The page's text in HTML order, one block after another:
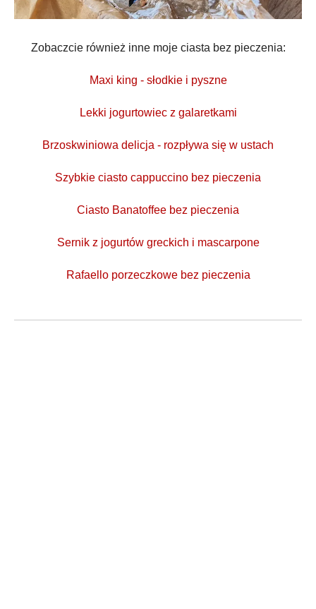
Zobaczcie również inne moje ciasta bez pieczenia:
Maxi king - słodkie i pyszne
Lekki jogurtowiec z galaretkami
Brzoskwiniowa delicja - rozpływa się w ustach
Szybkie ciasto cappuccino bez pieczenia
Ciasto Banatoffee bez pieczenia
Sernik z jogurtów greckich i mascarpone
Rafaello porzeczkowe bez pieczenia